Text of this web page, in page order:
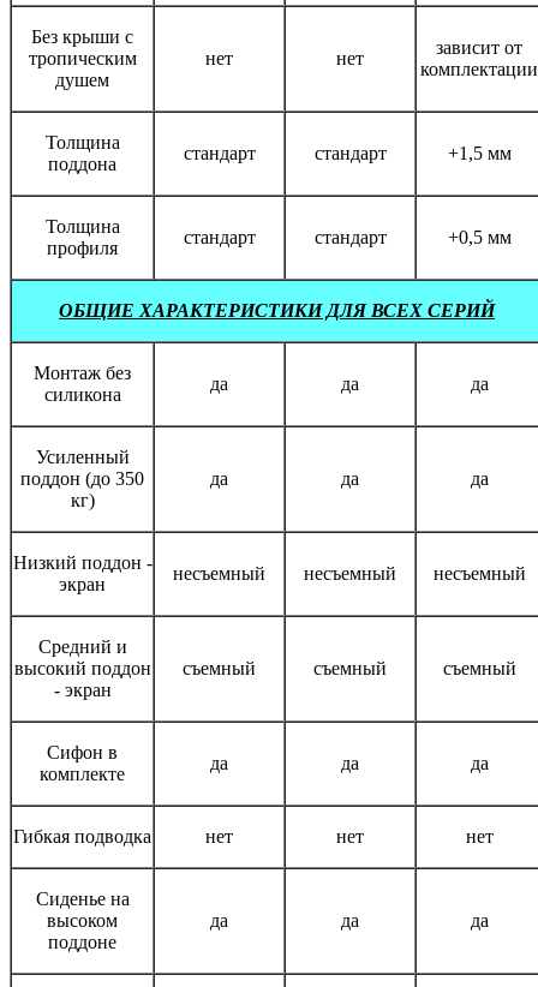
Без крыши с
тропическим
душем
нет нет
зависит от
комплектации
Толщина
поддона
стандарт стандарт +1,5 мм
Толщина
профиля
стандарт стандарт +0,5 мм
ОБЩИЕ ХАРАКТЕРИСТИКИ ДЛЯ ВСЕХ СЕРИЙ
Монтаж без
силикона
да да да
Усиленный
поддон (до 350
кг)
да да да
Низкий поддон -
экран
несъемный несъемный несъемный
Средний и
высокий поддон
- экран
съемный съемный съемный
Сифон в
комплекте
да да да
Гибкая подводка нет нет нет
Сиденье на
высоком
поддоне
да да да